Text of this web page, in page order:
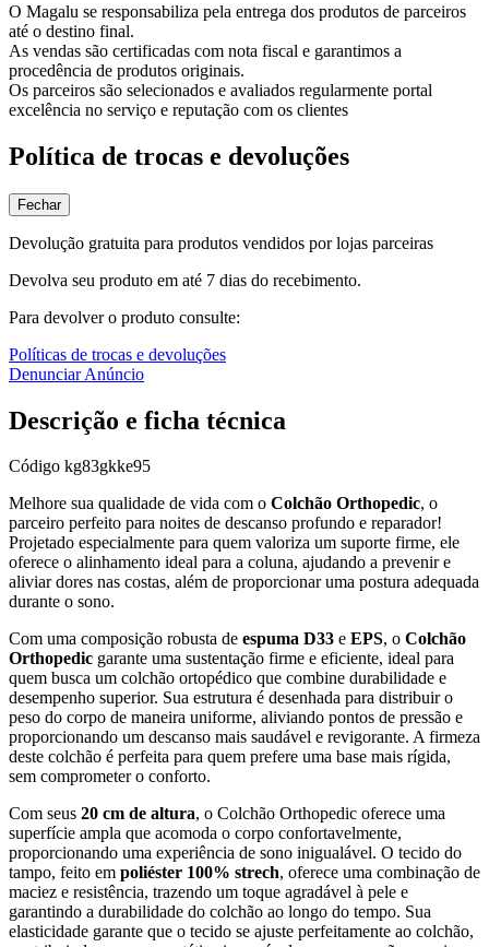
O Magalu se responsabiliza pela entrega dos produtos de parceiros
até o destino final.
As vendas são certificadas com nota fiscal e garantimos a
procedência de produtos originais.
Os parceiros são selecionados e avaliados regularmente portal
excelência no serviço e reputação com os clientes
Política de trocas e devoluções
Fechar
Devolução gratuita para produtos vendidos por lojas parceiras
Devolva seu produto em até 7 dias do recebimento.
Para devolver o produto consulte:
Políticas de trocas e devoluções
Denunciar Anúncio
Descrição e ficha técnica
Código kg83gkke95
Melhore sua qualidade de vida com o Colchão Orthopedic, o
parceiro perfeito para noites de descanso profundo e reparador!
Projetado especialmente para quem valoriza um suporte firme, ele
oferece o alinhamento ideal para a coluna, ajudando a prevenir e
aliviar dores nas costas, além de proporcionar uma postura adequada
durante o sono.
Com uma composição robusta de espuma D33 e EPS, o Colchão
Orthopedic garante uma sustentação firme e eficiente, ideal para
quem busca um colchão ortopédico que combine durabilidade e
desempenho superior. Sua estrutura é desenhada para distribuir o
peso do corpo de maneira uniforme, aliviando pontos de pressão e
proporcionando um descanso mais saudável e revigorante. A firmeza
deste colchão é perfeita para quem prefere uma base mais rígida,
sem comprometer o conforto.
Com seus 20 cm de altura, o Colchão Orthopedic oferece uma
superfície ampla que acomoda o corpo confortavelmente,
proporcionando uma experiência de sono inigualável. O tecido do
tampo, feito em poliéster 100% strech, oferece uma combinação de
maciez e resistência, trazendo um toque agradável à pele e
garantindo a durabilidade do colchão ao longo do tempo. Sua
elasticidade garante que o tecido se ajuste perfeitamente ao colchão,